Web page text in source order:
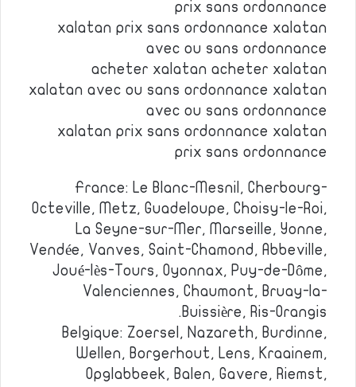
prix sans ordonnance
xalatan prix sans ordonnance xalatan
avec ou sans ordonnance
acheter xalatan acheter xalatan
xalatan avec ou sans ordonnance xalatan
avec ou sans ordonnance
xalatan prix sans ordonnance xalatan
prix sans ordonnance
France: Le Blanc-Mesnil, Cherbourg-
Octeville, Metz, Guadeloupe, Choisy-le-Roi,
La Seyne-sur-Mer, Marseille, Yonne,
Vendée, Vanves, Saint-Chamond, Abbeville,
Joué-lès-Tours, Oyonnax, Puy-de-Dôme,
Valenciennes, Chaumont, Bruay-la-
Buissière, Ris-Orangis.
Belgique: Zoersel, Nazareth, Burdinne,
Wellen, Borgerhout, Lens, Kraainem,
Opglabbeek, Balen, Gavere, Riemst,